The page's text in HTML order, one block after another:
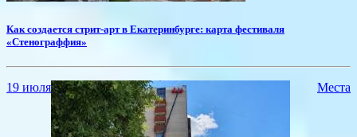
​Как создается стрит-арт в Екатеринбурге: карта фестиваля
«Стенограффия»
19 июля Места